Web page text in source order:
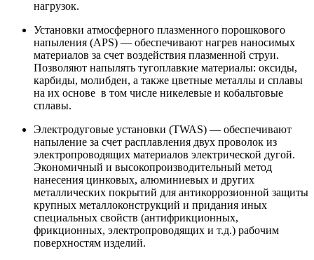
нагрузок.
Установки атмосферного плазменного порошкового
напыления (APS) — обеспечивают нагрев наносимых
материалов за счет воздействия плазменной струи.
Позволяют напылять тугоплавкие материалы: оксиды,
карбиды, молибден, а также цветные металлы и сплавы
на их основе в том числе никелевые и кобальтовые
сплавы.
Электродуговые установки (TWAS) — обеспечивают
напыление за счет расплавления двух проволок из
электропроводящих материалов электрической дугой.
Экономичный и высокопроизводительный метод
нанесения цинковых, алюминиевых и других
металлических покрытий для антикоррозионной защиты
крупных металлоконструкций и придания иных
специальных свойств (антифрикционных,
фрикционных, электропроводящих и т.д.) рабочим
поверхностям изделий.